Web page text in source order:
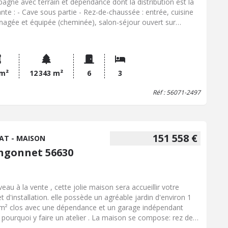
chaussée : entrée, cuisine
et équipée (cheminée), salon-séjour ouvert sur
bidet, meuble+vasque) - Dépendance, hangar - Jardin -
de terre attenante Le tout sur1ha 23a 43ca Les ATOUTS
Sud ; terrain attenant, tout à l'égout Les informations
12 343 m² 6 3
Réf : 56071-2497
151 558 €
- MAISON
56630
à la vente , cette jolie maison sera accueillir votre
d'installation. elle possède un agréable jardin d'environ 1
clos avec une dépendance et un garage indépendant
y faire un atelier . La maison se compose: rez de